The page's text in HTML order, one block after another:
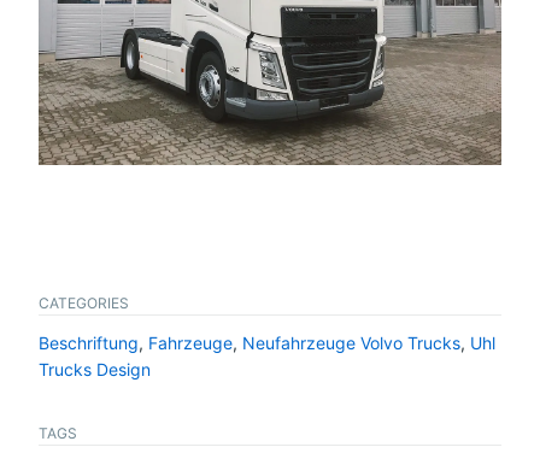
CATEGORIES
Beschriftung, Fahrzeuge, Neufahrzeuge Volvo Trucks, Uhl
Trucks Design
TAGS